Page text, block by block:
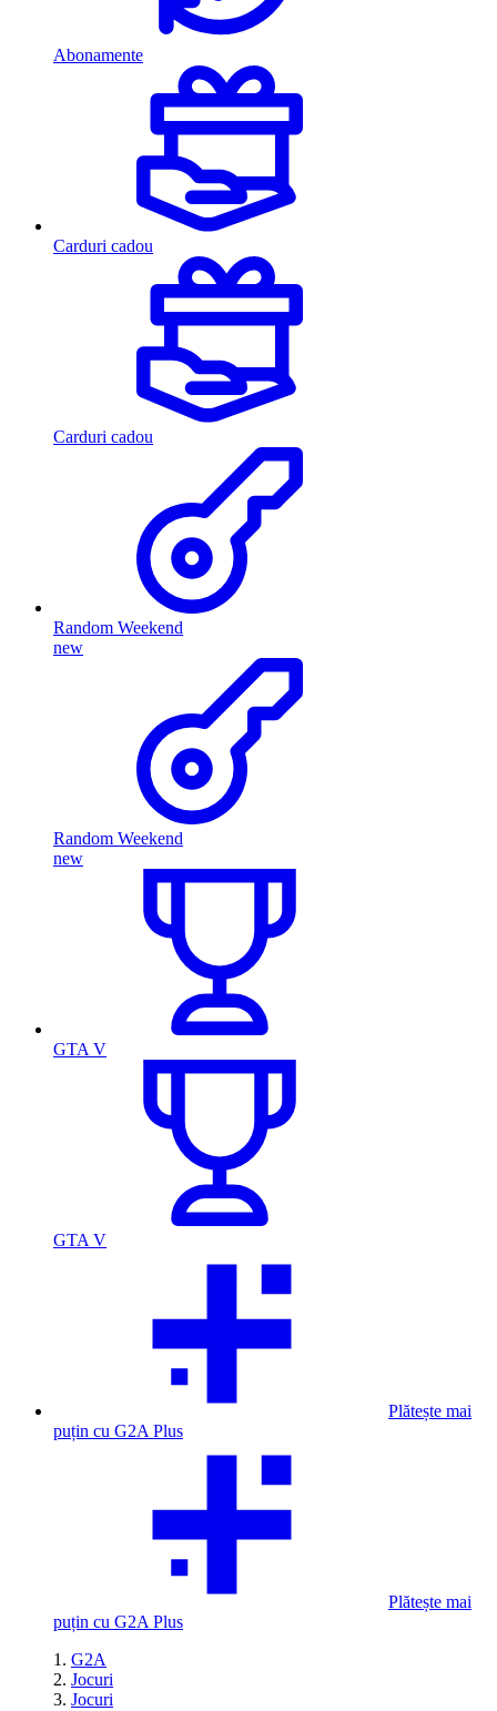
Abonamente
Carduri cadou
Carduri cadou
Random Weekend
new
Random Weekend
new
GTA V
GTA V
Plătește mai
puțin cu G2A Plus
Plătește mai
puțin cu G2A Plus
G2A
Jocuri
Jocuri